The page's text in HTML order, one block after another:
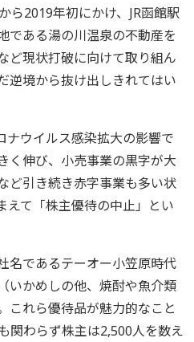
ら2019年初にかけ、JR函館駅
である湯の川温泉の不動産を
ど現状打破に向けて取り組ん
逆境から抜け出しきれてはい
ナウイルス感染拡大の影響で
く伸び、小売事業の黒字が大
ど引き続き赤字事業も多い状
えて「株主優待の中止」とい
名であるテーオー小笠原時代
いかめしの他、焼酎や魚介類
これら優待品が魅力的なこと
関わらず株主は2,500人を数え